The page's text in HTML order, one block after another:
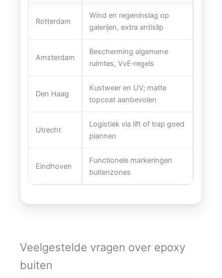
Rotterdam
Wind en regeninslag op
galerijen, extra antislip
Amsterdam
Bescherming algemene
ruimtes, VvE‑regels
Den Haag
Kustweer en UV; matte
topcoat aanbevolen
Utrecht
Logistiek via lift of trap goed
plannen
Eindhoven
Functionele markeringen
buitenzones
Veelgestelde vragen over epoxy
buiten